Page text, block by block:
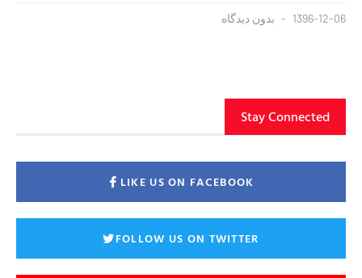
1396-12-06 بدون دیدگاه
Stay Connected
LIKE US ON FACEBOOK
FOLLOW US ON TWITTER